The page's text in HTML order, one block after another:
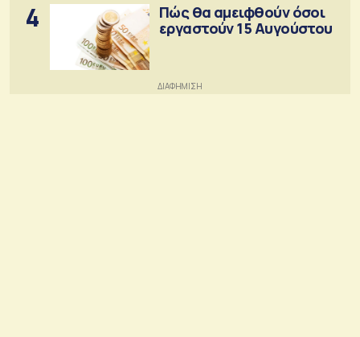
4
Πώς θα αμειφθούν όσοι
εργαστούν 15 Αυγούστου